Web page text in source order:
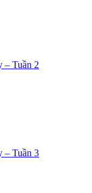
– Tuần 2
– Tuần 3